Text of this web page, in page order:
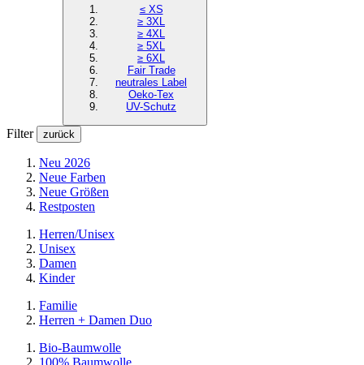
≤ XS
≥ 3XL
≥ 4XL
≥ 5XL
≥ 6XL
Fair Trade
neutrales Label
Oeko-Tex
UV-Schutz
Filter zurück
Neu 2026
Neue Farben
Neue Größen
Restposten
Herren/Unisex
Unisex
Damen
Kinder
Familie
Herren + Damen Duo
Bio-Baumwolle
100% Baumwolle